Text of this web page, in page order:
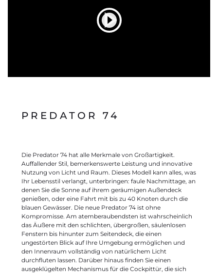
PREDATOR 74
Die Predator 74 hat alle Merkmale von Großartigkeit.
Auffallender Stil, bemerkenswerte Leistung und innovative
Nutzung von Licht und Raum. Dieses Modell kann alles, was
Ihr Lebensstil verlangt, unterbringen: faule Nachmittage, an
denen Sie die Sonne auf ihrem geräumigen Außendeck
genießen, oder eine Fahrt mit bis zu 40 Knoten durch die
blauen Gewässer. Die neue Predator 74 ist ohne
Kompromisse. Am atemberaubendsten ist wahrscheinlich
das Äußere mit den schlichten, übergroßen, säulenlosen
Fenstern bis hinunter zum Seitendeck, die einen
ungestörten Blick auf Ihre Umgebung ermöglichen und
den Innenraum vollständig von natürlichem Licht
durchfluten lassen. Darüber hinaus finden Sie einen
ausgeklügelten Mechanismus für die Cockpittür, die sich